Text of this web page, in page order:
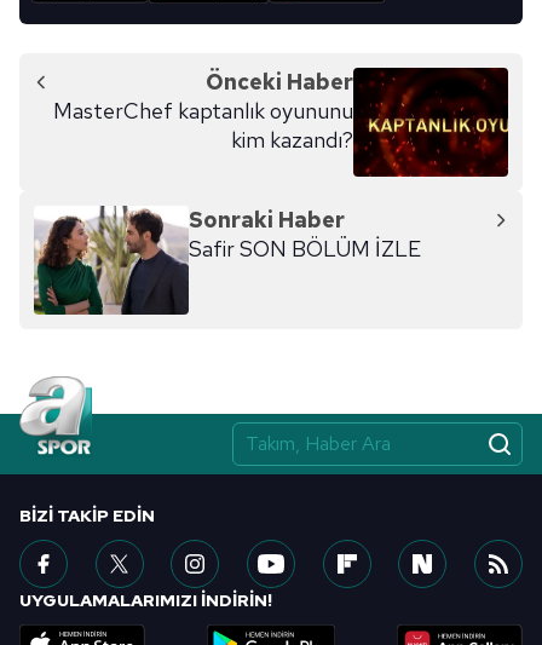
Önceki Haber
MasterChef kaptanlık oyununu
kim kazandı?
Sonraki Haber
Safir SON BÖLÜM İZLE
BIZI TAKIP EDIN
UYGULAMALARIMIZI İNDİRİN!